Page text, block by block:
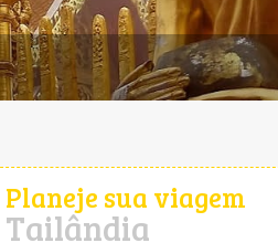
Planeje sua viagem
Tailândia